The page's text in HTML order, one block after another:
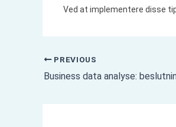
Ved at implementere disse
PREVIOUS